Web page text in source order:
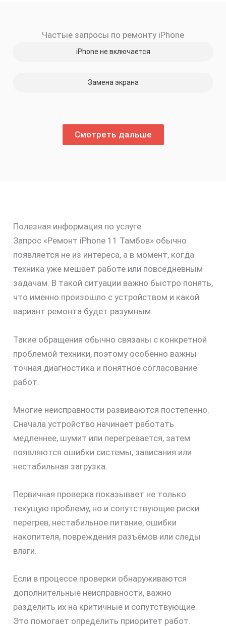
Частые запросы по ремонту iPhone
iPhone не включается
Замена экрана
Смотреть дальше
Полезная информация по услуге
Запрос «Ремонт iPhone 11 Тамбов» обычно
появляется не из интереса, а в момент, когда
техника уже мешает работе или повседневным
задачам. В такой ситуации важно быстро понять,
что именно произошло с устройством и какой
вариант ремонта будет разумным.
Такие обращения обычно связаны с конкретной
проблемой техники, поэтому особенно важны
точная диагностика и понятное согласование
работ.
Многие неисправности развиваются постепенно.
Сначала устройство начинает работать
медленнее, шумит или перегревается, затем
появляются ошибки системы, зависания или
нестабильная загрузка.
Первичная проверка показывает не только
текущую проблему, но и сопутствующие риски:
перегрев, нестабильное питание, ошибки
накопителя, повреждения разъёмов или следы
влаги.
Если в процессе проверки обнаруживаются
дополнительные неисправности, важно
разделить их на критичные и сопутствующие.
Это помогает определить приоритет работ.